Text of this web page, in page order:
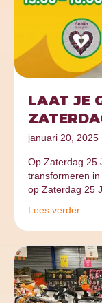
LAAT JE
januari 20, 2025
Op Zaterdag 25
transformeren
op Zaterdag 25
Lees verder...